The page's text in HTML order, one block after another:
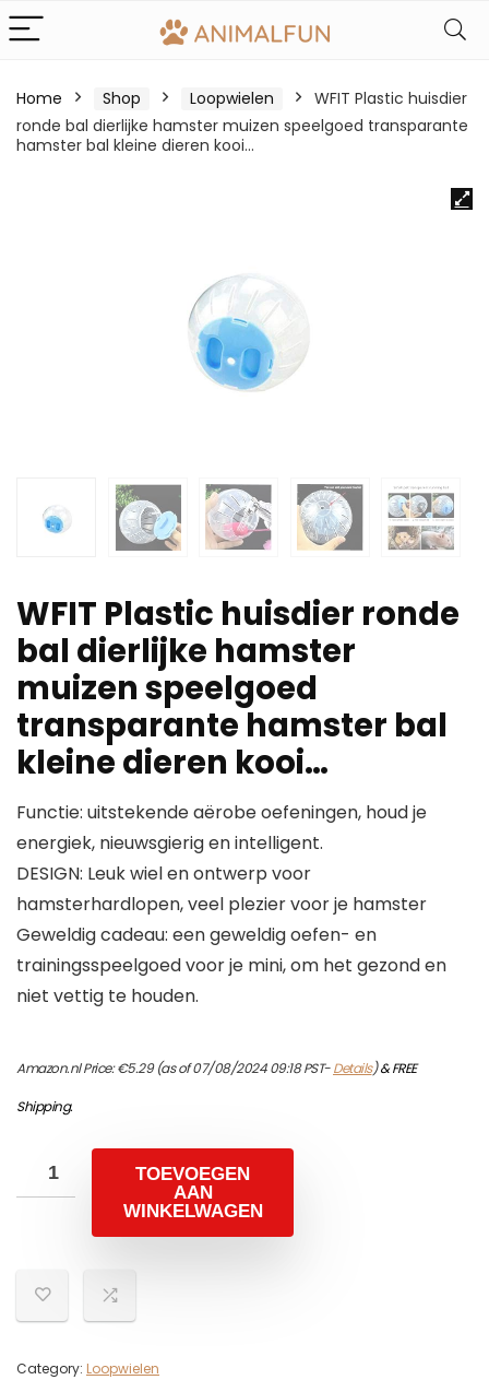
Home Shop Loopwielen
WFIT Plastic huisdier
ronde bal dierlijke hamster muizen speelgoed transparante
hamster bal kleine dieren kooi…
WFIT Plastic huisdier ronde
bal dierlijke hamster
muizen speelgoed
transparante hamster bal
kleine dieren kooi…
Functie: uitstekende aërobe oefeningen, houd je
energiek, nieuwsgierig en intelligent.
DESIGN: Leuk wiel en ontwerp voor
hamsterhardlopen, veel plezier voor je hamster
Geweldig cadeau: een geweldig oefen- en
trainingsspeelgoed voor je mini, om het gezond en
niet vettig te houden.
Amazon.nl Price:€5.29(as of 07/08/2024 09:18 PST-Details)&FREE
Shipping.
TOEVOEGEN
AAN
WINKELWAGEN
Category: Loopwielen